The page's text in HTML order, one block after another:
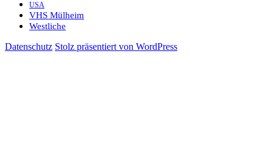
USA
VHS Mülheim
Westliche
Datenschutz Stolz präsentiert von WordPress